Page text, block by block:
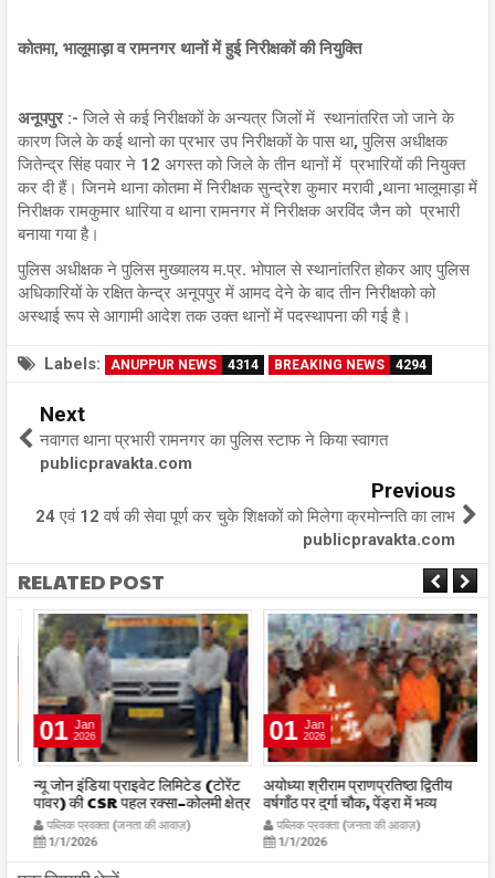
कोतमा, भालूमाड़ा व रामनगर थानों में हुई निरीक्षकों की नियुक्ति
अनूपपुर :- जिले से कई निरीक्षकों के अन्यत्र जिलों में स्थानांतरित जो जाने के
कारण जिले के कई थानो का प्रभार उप निरीक्षकों के पास था, पुलिस अधीक्षक
जितेन्द्र सिंह पवार ने 12 अगस्त को जिले के तीन थानों में प्रभारियों की नियुक्त
कर दी हैं। जिनमे थाना कोतमा में निरीक्षक सुन्द्रेश कुमार मरावी ,थाना भालूमाड़ा में
निरीक्षक रामकुमार धारिया व थाना रामनगर में निरीक्षक अरविंद जैन को प्रभारी
बनाया गया है।
पुलिस अधीक्षक ने पुलिस मुख्यालय म.प्र. भोपाल से स्थानांतरित होकर आए पुलिस
अधिकारियों के रक्षित केन्द्र अनूपपुर में आमद देने के बाद तीन निरीक्षको को
अस्थाई रूप से आगामी आदेश तक उक्त थानों में पदस्थापना की गई है।
Labels: ANUPPUR NEWS 4314 BREAKING NEWS 4294
Next
नवागत थाना प्रभारी रामनगर का पुलिस स्टाफ ने किया स्वागत
publicpravakta.com
Previous
24 एवं 12 वर्ष की सेवा पूर्ण कर चुके शिक्षकों को मिलेगा क्रमोन्नति का लाभ
publicpravakta.com
RELATED POST
01 Jan
2026
न्यू जोन इंडिया प्राइवेट लिमिटेड (टोरेंट
पावर) की CSR पहल रक्सा–कोलमी क्षेत्र
में चलित अस्पताल एम्बुलेंस सेवा का
शुभारंभ publicpravakta.com
पब्लिक प्रवक्ता (जनता की आवाज़)
1/1/2026
01 Jan
2026
अयोध्या श्रीराम प्राणप्रतिष्ठा द्वितीय
वर्षगाँठ पर दुर्गा चौक, पेंड्रा में भव्य
महाआरती सम्पन्न
publicpravakta.com
पब्लिक प्रवक्ता (जनता की आवाज़)
1/1/2026